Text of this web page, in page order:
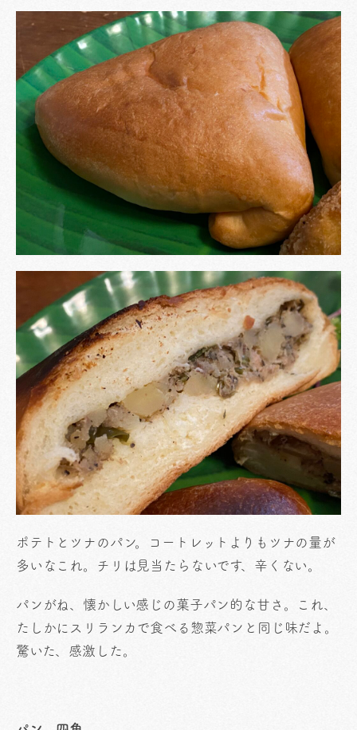
ポテトとツナのパン。コートレットよりもツナの量が
多いなこれ。チリは見当たらないです、辛くない。
パンがね、懐かしい感じの菓子パン的な甘さ。これ、
たしかにスリランカで食べる惣菜パンと同じ味だよ。
驚いた、感激した。